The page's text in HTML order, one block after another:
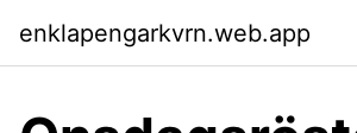
enklapengarkvrn.web.app